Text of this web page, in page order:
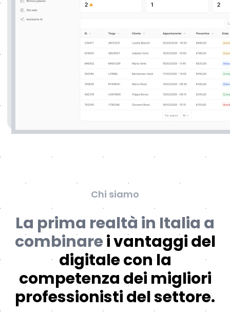
Chi siamo
La prima realtà in Italia a
combinarei vantaggi del
digitale con la
competenza dei migliori
professionisti del settore.